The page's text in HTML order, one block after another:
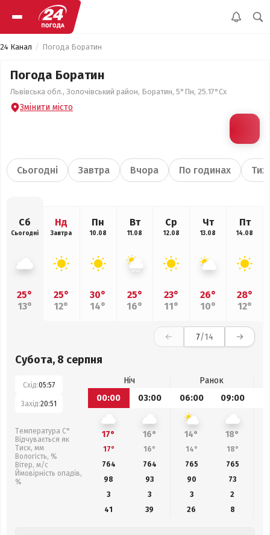
24 Канал Погода Боратин
Погода Боратин
Львівська обл., Золочівський район, Боратин, 5°Пн, 25.17°Сх
Змінити місто
Сьогодні Завтра Вчора По годинах
Сб
Сьогодні
25°
13°
Нд
Завтра
25°
12°
Пн
10.08
30°
14°
Вт
11.08
25°
16°
Ср
12.08
23°
11°
Чт
13.08
26°
10°
Пт
14.08
28°
12°
7/14
Субота, 8 серпня
Схід:05:57
Захід:20:51
Температура С°
Відчувається як
Тиск, мм
Вологість, %
Вітер, м/с
Ймовірність опадів,
%
Ніч
Ранок
00:00
03:00 06:00 09:00
17° 16° 14° 18°
17° 16° 14° 18°
764
764 765 765
98
93 90 73
3
3 3
2
41
39 26 8